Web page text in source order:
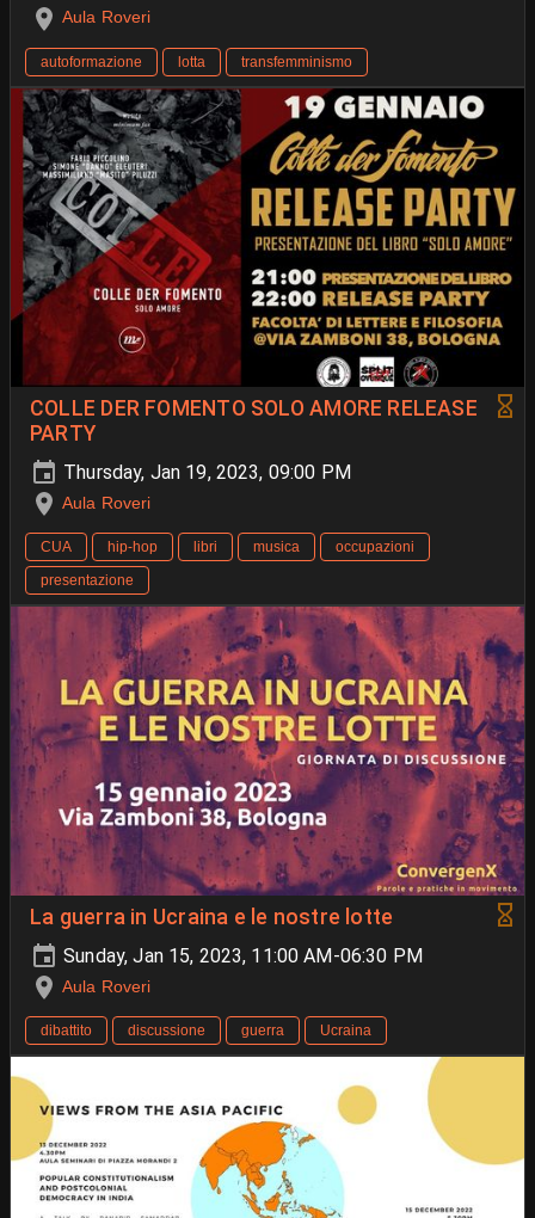
Aula Roveri
autoformazione lotta transfemminismo
COLLE DER FOMENTO SOLO AMORE RELEASE
PARTY
Thursday, Jan 19, 2023, 09:00 PM
Aula Roveri
CUA hip-hop libri musica
occupazioni
presentazione
La guerra in Ucraina e le nostre lotte
Sunday, Jan 15, 2023, 11:00 AM-06:30 PM
Aula Roveri
dibattito discussione guerra Ucraina